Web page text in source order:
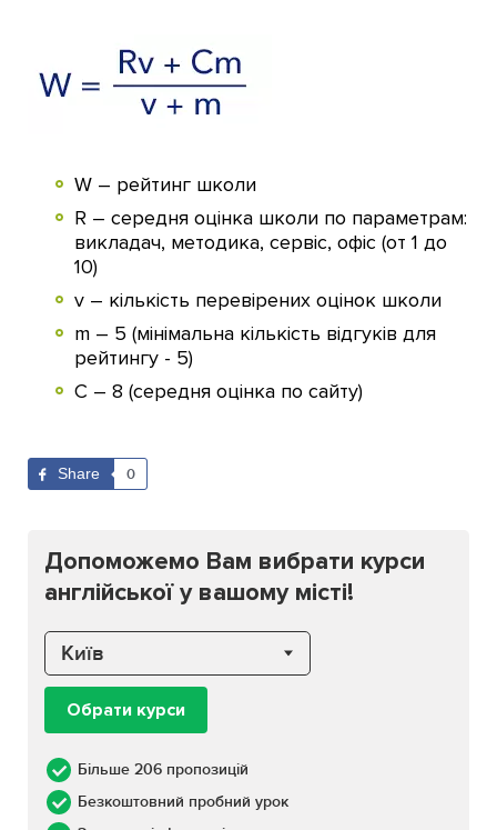
W – рейтинг школи
R – середня оцінка школи по параметрам:
викладач, методика, сервіс, офіс (от 1 до
10)
v – кількість перевірених оцінок школи
m – 5 (мінімальна кількість відгуків для
рейтингу - 5)
С – 8 (середня оцінка по сайту)
Share 0
Допоможемо Вам вибрати курси
англійської у вашому місті!
Київ
Обрати курси
Більше 206 пропозицій
Безкоштовний пробний урок